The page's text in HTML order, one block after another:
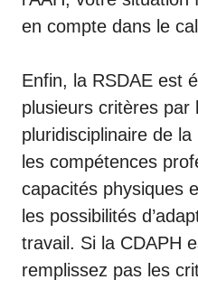
en compte dans le
Enfin, la RSDAE est
plusieurs critères par
pluridisciplinaire de
les compétences
capacités physiques
les possibilités
travail. Si la CDAPH
remplissez pas les